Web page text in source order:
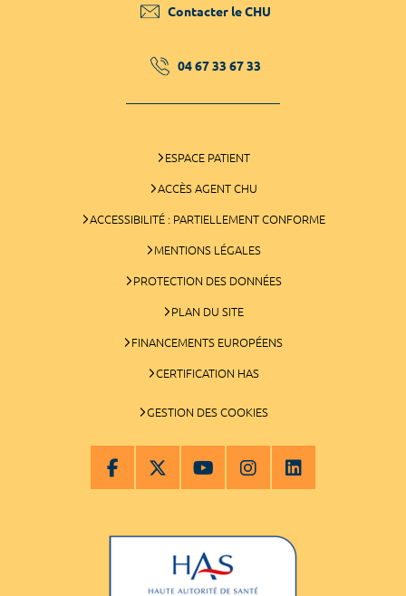
Contacter le CHU
04 67 33 67 33
ESPACE PATIENT
ACCÈS AGENT CHU
ACCESSIBILITÉ : PARTIELLEMENT CONFORME
MENTIONS LÉGALES
PROTECTION DES DONNÉES
PLAN DU SITE
FINANCEMENTS EUROPÉENS
CERTIFICATION HAS
GESTION DES COOKIES